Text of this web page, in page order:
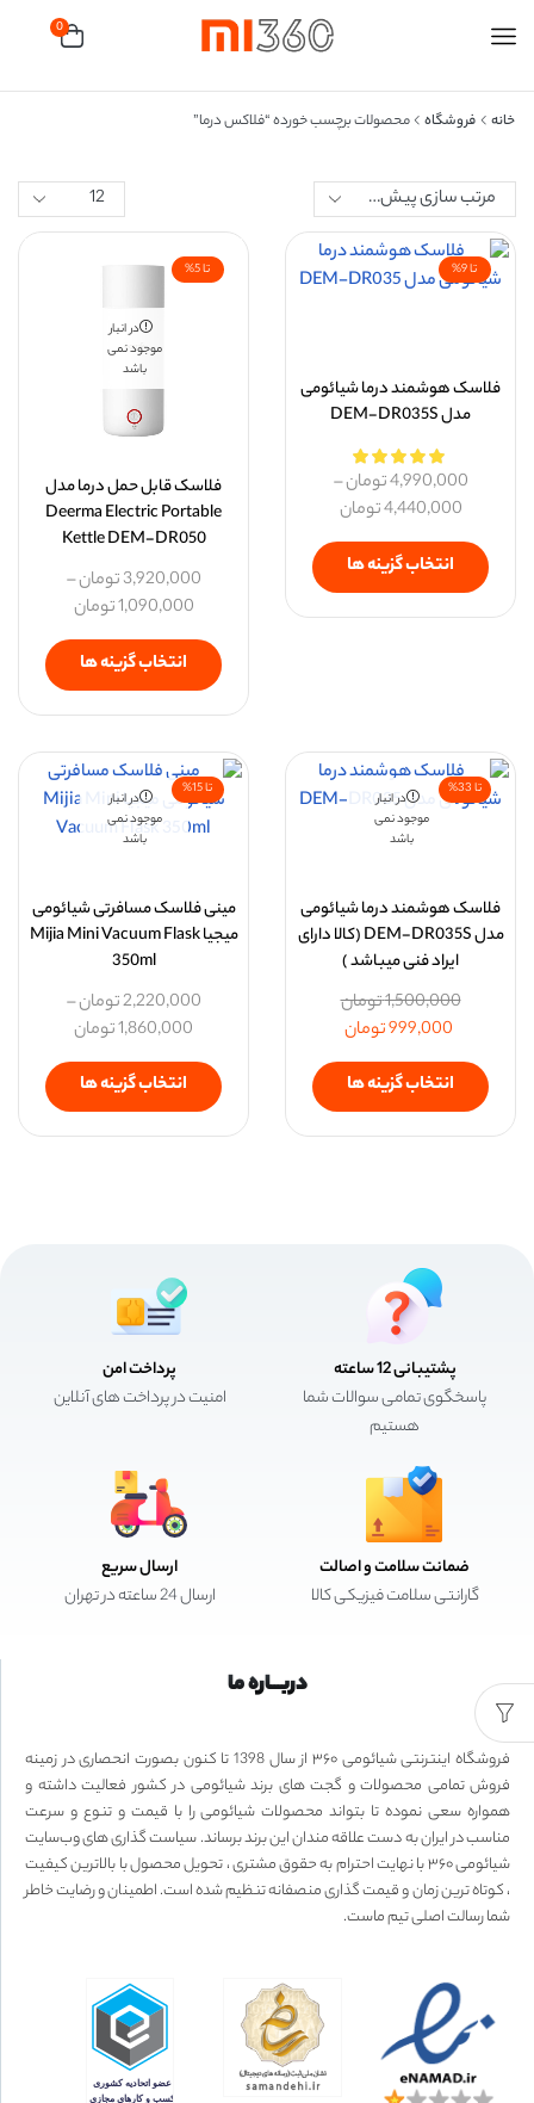
0
خانه فروشگاه محصولات برچسب خورده “فلاکس درما”
تا 9%
فلاسک هوشمند درما شیائومی
مدل DEM-DR035S
4,990,000تومان–
4,440,000تومان
انتخاب گزینه ها
تا 5%
در انبار
موجود نمی
باشد
فلاسک قابل حمل درما مدل
Deerma Electric Portable
Kettle DEM-DR050
3,920,000تومان–
1,090,000تومان
انتخاب گزینه ها
تا 33%
در انبار
موجود نمی
باشد
فلاسک هوشمند درما شیائومی
مدل DEM-DR035S (کالا دارای
ایراد فنی میباشد )
1,500,000تومان
999,000تومان
انتخاب گزینه ها
تا 15%
در انبار
موجود نمی
باشد
مینی فلاسک مسافرتی شیائومی
میجیا Mijia Mini Vacuum Flask
350ml
2,220,000تومان–
1,860,000تومان
انتخاب گزینه ها
پشتیبانی 12 ساعته
پاسخگوی تمامی سوالات شما
هستیم
پرداخت امن
امنیت در پرداخت های آنلاین
ضمانت سلامت و اصالت
گارانتی سلامت فیزیکی کالا
ارسال سریع
ارسال 24 ساعته در تهران
دربـــاره ما
فروشگاه اینترنتی شیائومی ۳۶۰ از سال 1398 تا کنون بصورت انحصاری در زمینه
فروش تمامی محصولات و گجت های برند شیائومی در کشور فعالیت داشته و
همواره سعی نموده تا بتواند محصولات شیائومی را با قیمت و تنوع و سرعت
مناسب در ایران به دست علاقه مندان این برند برساند. سیاست گذاری های وب‌سایت
شیائومی ۳۶۰ با نهایت احترام به حقوق مشتری ، تحویل محصول با بالاترین کیفیت
، کوتاه ترین زمان و قیمت گذاری منصفانه تنظیم شده است. اطمینان و رضایت خاطر
شما رسالت اصلی تیم ماست.